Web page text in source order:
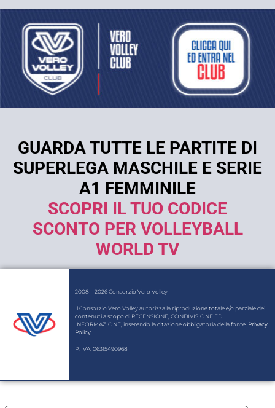
GUARDA TUTTE LE PARTITE DI
SUPERLEGA MASCHILE E SERIE
A1 FEMMINILE
SCOPRI IL TUO CODICE
SCONTO PER VOLLEYBALL
WORLD TV
2008 – 2026 Consorzio Vero Volley
Il Consorzio Vero Volley autorizza la riproduzione totale e/o parziale dei
contenuti a scopo di RECENSIONE, CONDIVISIONE ED
INFORMAZIONE, inserendo la citazione obbligatoria della fonte. Privacy
Policy
P. IVA: 06315490968